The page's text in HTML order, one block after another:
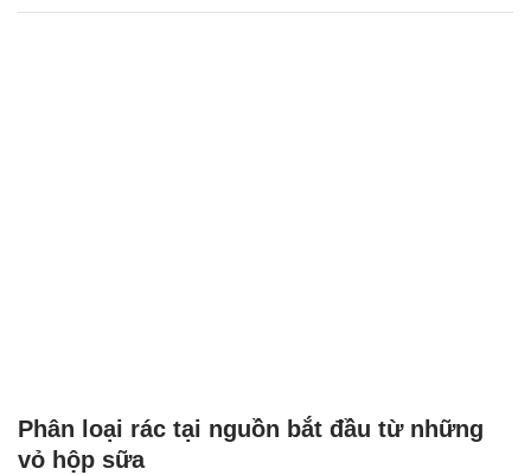
Phân loại rác tại nguồn bắt đầu từ những
vỏ hộp sữa